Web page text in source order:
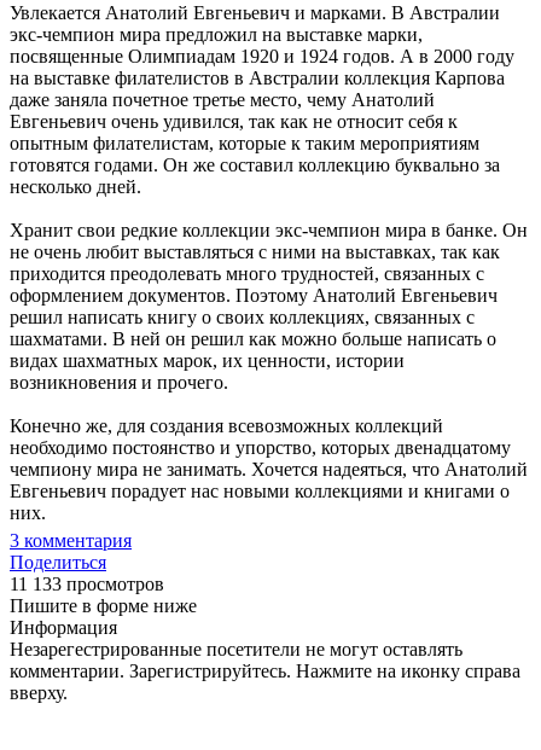
Увлекается Анатолий Евгеньевич и марками. В Австралии
экс-чемпион мира предложил на выставке марки,
посвященные Олимпиадам 1920 и 1924 годов. А в 2000 году
на выставке филателистов в Австралии коллекция Карпова
даже заняла почетное третье место, чему Анатолий
Евгеньевич очень удивился, так как не относит себя к
опытным филателистам, которые к таким мероприятиям
готовятся годами. Он же составил коллекцию буквально за
несколько дней.
Хранит свои редкие коллекции экс-чемпион мира в банке. Он
не очень любит выставляться с ними на выставках, так как
приходится преодолевать много трудностей, связанных с
оформлением документов. Поэтому Анатолий Евгеньевич
решил написать книгу о своих коллекциях, связанных с
шахматами. В ней он решил как можно больше написать о
видах шахматных марок, их ценности, истории
возникновения и прочего.
Конечно же, для создания всевозможных коллекций
необходимо постоянство и упорство, которых двенадцатому
чемпиону мира не занимать. Хочется надеяться, что Анатолий
Евгеньевич порадует нас новыми коллекциями и книгами о
них.
3 комментария
Поделиться
11 133 просмотров
Пишите в форме ниже
Информация
Незарегестрированные посетители не могут оставлять
комментарии. Зарегистрируйтесь. Нажмите на иконку справа
вверху.